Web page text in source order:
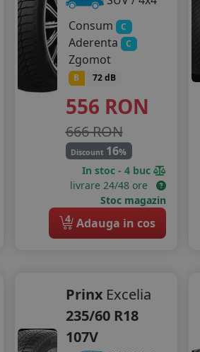
Consum
C
Aderenta C
Zgomot
B 72 dB
556 RON
666 RON
Discount 16%
In stoc - 4 buc
livrare 24/48 ore
Stoc magazin
4 Adauga in cos
Prinx Excelia
235/60 R18
107V